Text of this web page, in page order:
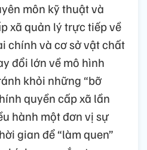
môn kỹ thuật và
xã quản lý trực tiếp về
chính và cơ sở vật chất
đổi lớn về mô hình
khỏi những “bỡ
quyền cấp xã lần
hành một đơn vị sự
gian để “làm quen”